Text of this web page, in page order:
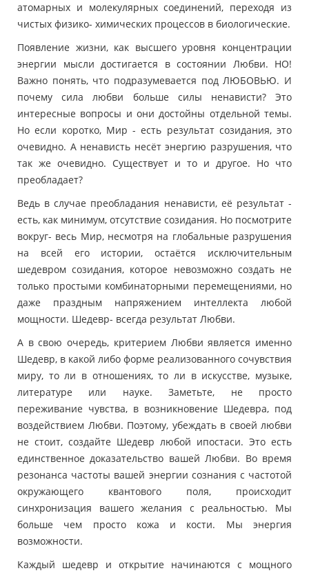
атомарных и молекулярных соединений, переходя из
чистых физико- химических процессов в биологические.
Появление жизни, как высшего уровня концентрации
энергии мысли достигается в состоянии Любви. НО!
Важно понять, что подразумевается под ЛЮБОВЬЮ. И
почему сила любви больше силы ненависти? Это
интересные вопросы и они достойны отдельной темы.
Но если коротко, Мир - есть результат созидания, это
очевидно. А ненависть несёт энергию разрушения, что
так же очевидно. Существует и то и другое. Но что
преобладает?
Ведь в случае преобладания ненависти, её результат -
есть, как минимум, отсутствие созидания. Но посмотрите
вокруг- весь Мир, несмотря на глобальные разрушения
на всей его истории, остаётся исключительным
шедевром созидания, которое невозможно создать не
только простыми комбинаторными перемещениями, но
даже праздным напряжением интеллекта любой
мощности. Шедевр- всегда результат Любви.
А в свою очередь, критерием Любви является именно
Шедевр, в какой либо форме реализованного сочувствия
миру, то ли в отношениях, то ли в искусстве, музыке,
литературе или науке. Заметьте, не просто
переживание чувства, в возникновение Шедевра, под
воздействием Любви. Поэтому, убеждать в своей любви
не стоит, создайте Шедевр любой ипостаси. Это есть
единственное доказательство вашей Любви. Во время
резонанса частоты вашей энергии сознания с частотой
окружающего квантового поля, происходит
синхронизация вашего желания с реальностью. Мы
больше чем просто кожа и кости. Мы энергия
возможности.
Каждый шедевр и открытие начинаются с мощного